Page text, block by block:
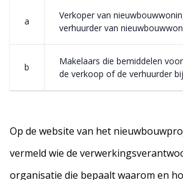
a
Verkoper van
verhuurder van
b
Makelaars die bemiddelen
de verkoop of de verhuurder
Op de website van het
vermeld wie de
organisatie die bepaalt waarom en